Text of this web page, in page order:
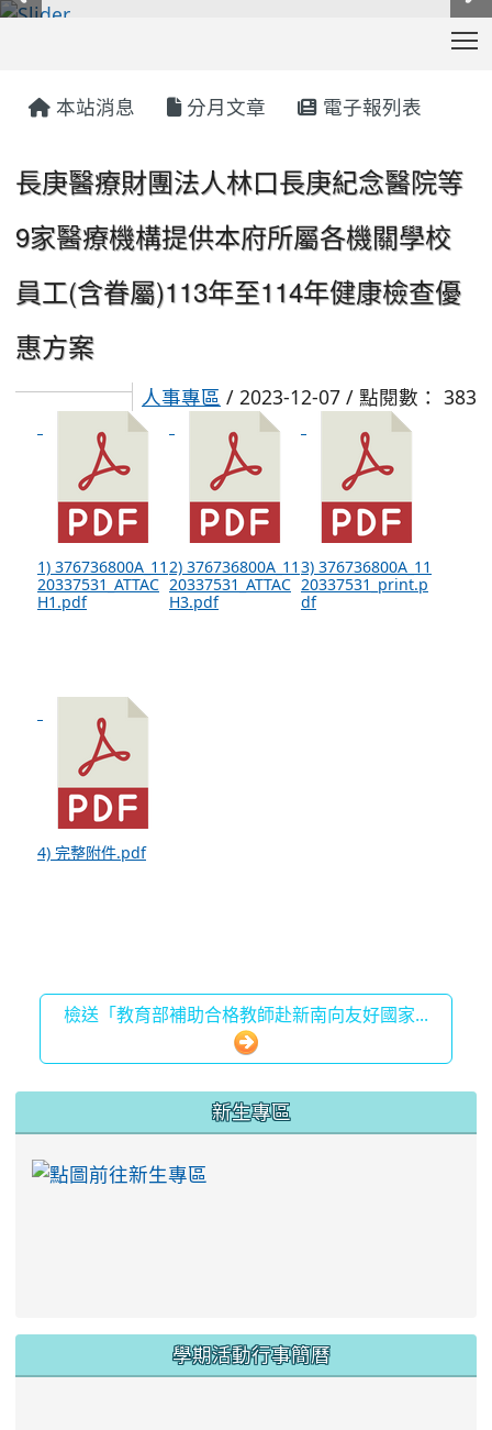
本站消息 分月文章 電子報列表
長庚醫療財團法人林口長庚紀念醫院等
9家醫療機構提供本府所屬各機關學校
員工(含眷屬)113年至114年健康檢查優
惠方案
人事專區 / 2023-12-07 / 點閱數： 383
1) 376736800A_11
20337531_ATTAC
H1.pdf
2) 376736800A_11
20337531_ATTAC
H3.pdf
3) 376736800A_11
20337531_print.p
df
4) 完整附件.pdf
檢送「教育部補助合格教師赴新南向友好國家...
::: 新生專區
學期活動行事簡曆